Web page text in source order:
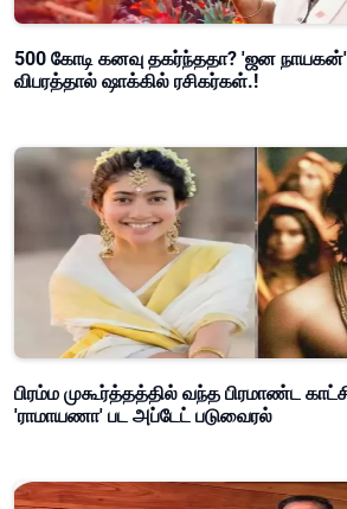
500 கோடி கனவு தகர்ந்ததா? 'ஜன
விபரத்தால் ஷாக்கில் ரசிகர்கள்.!
பிரம்ம முகூர்த்தத்தில் வந்த பிரமாண்ட
'ராமாயணா' பட அப்டேட் படுவைரல்